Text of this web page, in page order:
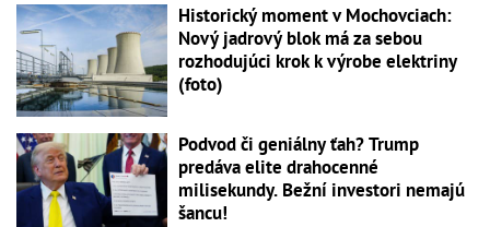
Historický moment v Mochovciach:
Nový jadrový blok má za sebou
rozhodujúci krok k výrobe elektriny
(foto)
Podvod či geniálny ťah? Trump
predáva elite drahocenné
milisekundy. Bežní investori nemajú
šancu!